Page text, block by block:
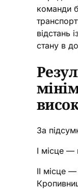
команди
відстань
стану в
За
І місце
ІІ місце